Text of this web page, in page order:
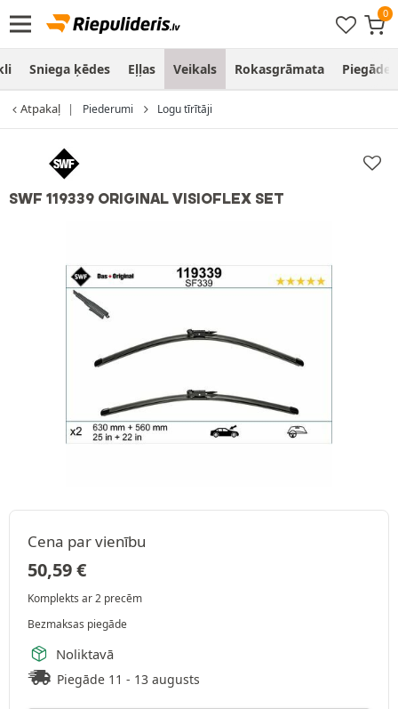
Sniega ķēdes Eļļas Veikals Rokasgrāmata Piegāde
Atpakaļ Piederumi Logu tīrītāji
SWF 119339 ORIGINAL VISIOFLEX SET
Cena par vienību
50,59€
Komplekts ar 2 precēm
Bezmaksas piegāde
Noliktavā
Piegāde 11 - 13 augusts